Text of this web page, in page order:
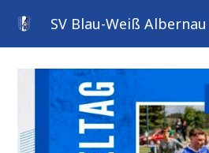
SV Blau-Weiß Albernau